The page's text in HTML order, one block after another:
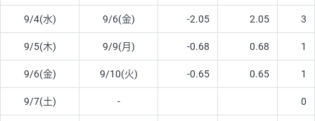
9/4(水) 9/6(金) -2.05 2.05 3
9/5(木) 9/9(月) -0.68 0.68 1
9/6(金) 9/10(火) -0.65 0.65 1
9/7(土) - 0